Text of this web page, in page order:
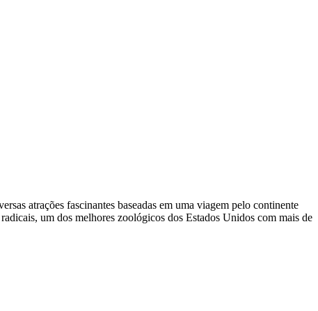
atrações fascinantes baseadas em uma viagem pelo continente
um dos melhores zoológicos dos Estados Unidos com mais de